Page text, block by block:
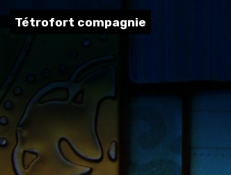
Tétrofort compagnie